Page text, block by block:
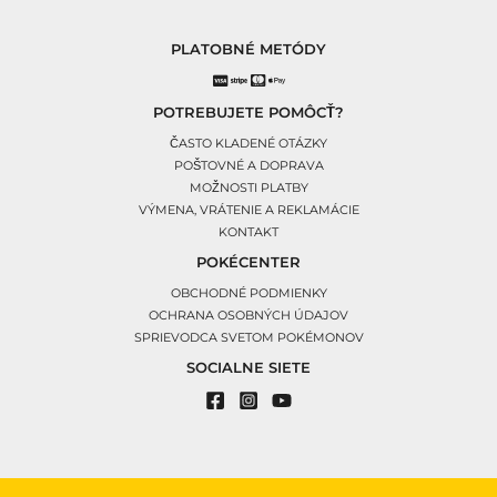
PLATOBNÉ METÓDY
POTREBUJETE POMÔCŤ?
ČASTO KLADENÉ OTÁZKY
POŠTOVNÉ A DOPRAVA
MOŽNOSTI PLATBY
VÝMENA, VRÁTENIE A REKLAMÁCIE
KONTAKT
POKÉCENTER
OBCHODNÉ PODMIENKY
OCHRANA OSOBNÝCH ÚDAJOV
SPRIEVODCA SVETOM POKÉMONOV
SOCIALNE SIETE